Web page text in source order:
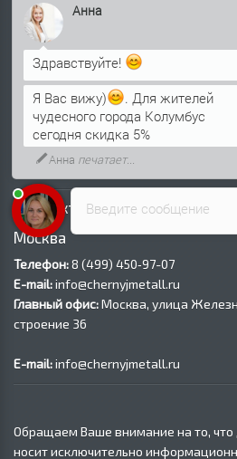
Трубы горячедеформированные
Труба холоднодеформированная
Трубы ВГП (Водогазопроводные)
Трубы ВГП оцинкованные
Трубы электросварные круглые
Трубы электросварные квадратные
Трубы электросварные
Трубы электросварные
Контакты
Москва
Телефон:8 (499) 450‑97-07
E-mail:info@chernyjmetall.ru
Главный офис:Москва, улица
строение 36
E-mail:info@chernyjmetall.ru
Обращаем Ваше внимание на то,
носит исключительно
Введите сообщение
Анна
Здравствуйте!
Я Вас вижу)
. Для жителей
чудесного города Колумбус
сегодня скидка 5%
Анна печатает...